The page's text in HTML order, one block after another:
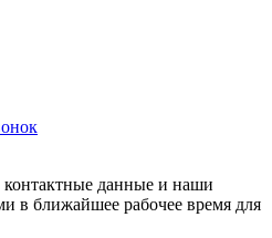
данные и наши
в ближайшее рабочее время для